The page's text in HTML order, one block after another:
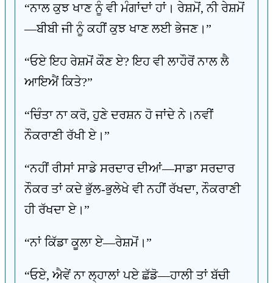
“ਨਾਲ ਕੁਝ ਖਾਣ ਨੂੰ ਵੀ ਮੰਗਾਂਦਾਂ ਹਾਂ। ਰੇਸ਼ਮੋਂ, ਨੀ ਰੇਸ਼ਮੋਂ
—ਬੀਬੀ ਜੀ ਨੂੰ ਕਹੀਂ ਕੁਝ ਖਾਣ ਲਈ ਭੇਜਣ।”
“ਓਏ ਇਹ ਰੇਸ਼ਮੋਂ ਕੌਣ ਏ? ਇਹ ਵੀ ਲਾਹੌਰੋਂ ਨਾਲ ਲੈ
ਆਇਐਂ ਕਿਤੇ?”
“ਚਿੰਤਾ ਨਾ ਕਰੋ, ਹੁਣੇ ਦਰਸ਼ਨ ਹੋ ਜਾਂਦੇ ਨੇ।ਨਵੀਂ
ਨੌਕਰਾਣੀ ਰੱਖੀ ਏ।”
“ਨਹੀਂ ਰੀਸਾਂ ਸਾਡੇ ਸਰਦਾਰ ਦੀਆਂ—ਸਾਡਾ ਸਰਦਾਰ
ਨੌਕਰ ਤਾਂ ਕਦੇ ਭੁੱਲ-ਭੁਲੇਖੇ ਵੀ ਨਹੀਂ ਰੱਖਦਾ, ਨੌਕਰਾਣੀ
ਹੀ ਰੱਖਦਾ ਏ।”
“ਨਾਂ ਕਿੱਡਾ ਕੂਲਾ ਏ—ਰੇਸ਼ਮੋਂ।”
“ਓਏ, ਐਵੇਂ ਨਾ ਲ੍ਹਾਲਾਂ ਪਏ ਛੱਡੋ—ਹਾਲੀ ਤਾਂ ਬੱਚੀ